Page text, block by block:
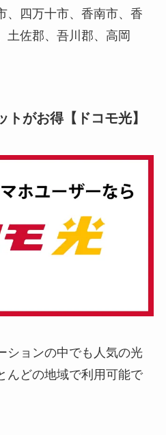
、四万十市、香南市、香
土佐郡、吾川郡、高岡
トがお得【ドコモ光】
ションの中でも人気の光
んどの地域で利用可能で